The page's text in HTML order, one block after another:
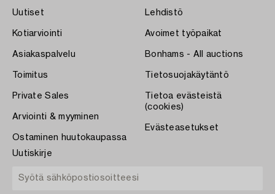
Uutiset
Kotiarviointi
Asiakaspalvelu
Toimitus
Private Sales
Arviointi & myyminen
Ostaminen huutokaupassa
Lehdistö
Avoimet työpaikat
Bonhams - All auctions
Tietosuojakäytäntö
Tietoa evästeistä
(cookies)
Evästeasetukset
Uutiskirje